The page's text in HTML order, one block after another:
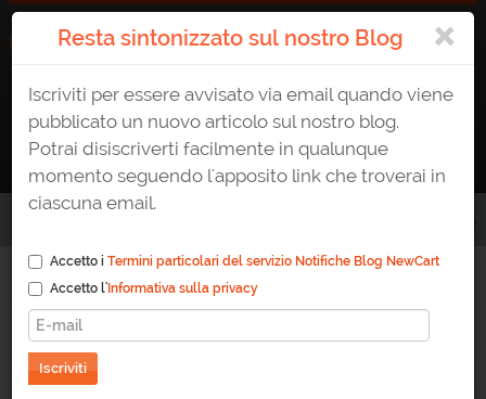
ATTIVA UN E-SHOP 0823 1765307 AREA CLIENTE
Vendere a privati e
rivenditori con un unico
×
Resta sintonizzato sul nostro Blog
Iscriviti per essere avvisato via email quando viene
pubblicato un nuovo articolo sul nostro blog.
Potrai disiscriverti facilmente in qualunque
momento seguendo l'apposito link che troverai in
ciascuna email.
Accetto i Termini particolari del servizio Notifiche Blog NewCart
Accetto l' Informativa sulla privacy
Iscriviti